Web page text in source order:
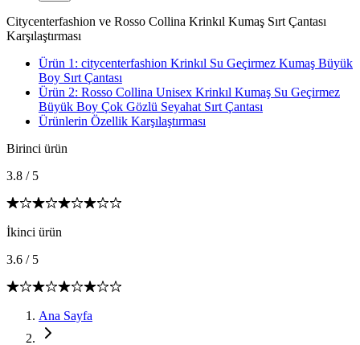
Citycenterfashion ve Rosso Collina Krinkıl Kumaş Sırt Çantası
Karşılaştırması
Ürün 1: citycenterfashion Krinkıl Su Geçirmez Kumaş Büyük
Boy Sırt Çantası
Ürün 2: Rosso Collina Unisex Krinkıl Kumaş Su Geçirmez
Büyük Boy Çok Gözlü Seyahat Sırt Çantası
Ürünlerin Özellik Karşılaştırması
Birinci ürün
3.8 / 5
İkinci ürün
3.6 / 5
Ana Sayfa